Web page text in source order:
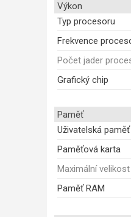
Výkon
Typ procesoru
Frekvence
Počet jader
Grafický chip
Paměť
Uživatelská paměť
Paměťová karta
Maximální
Paměť RAM